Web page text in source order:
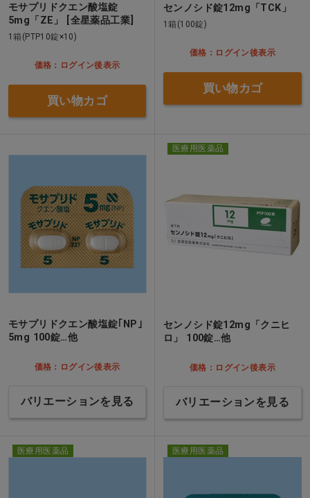
モサプリドクエン酸塩錠
5mg「ZE」 [全星薬品工業]
1箱(PTP10錠×10)
価格：ログイン後表示
買い物カゴ
センノシド錠12mg「TCK」
1箱(100錠)
価格：ログイン後表示
買い物カゴ
モサプリドクエン酸塩錠｢NP｣
5mg 100錠…他
価格：ログイン後表示
バリエーションを見る
医療用医薬品
センノシド錠12mg「クニヒ
ロ」 100錠…他
価格：ログイン後表示
バリエーションを見る
医療用医薬品 医療用医薬品